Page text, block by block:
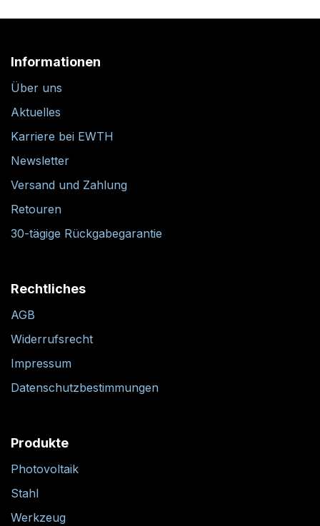
Informationen
Über uns
Aktuelles
Karriere bei EWTH
Newsletter
Versand und Zahlung
Retouren
30-tägige Rückgabegarantie
Rechtliches
AGB
Widerrufsrecht
Impressum
Datenschutzbestimmungen
Produkte
Photovoltaik
Stahl
Werkzeug